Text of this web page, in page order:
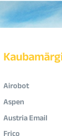
Airobot
Aspen
Austria Email